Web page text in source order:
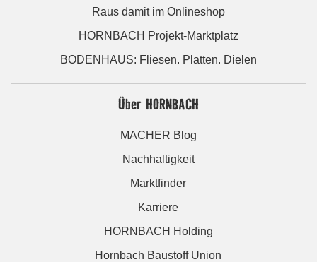
Raus damit im Onlineshop
HORNBACH Projekt-Marktplatz
BODENHAUS: Fliesen. Platten. Dielen
Über HORNBACH
MACHER Blog
Nachhaltigkeit
Marktfinder
Karriere
HORNBACH Holding
Hornbach Baustoff Union